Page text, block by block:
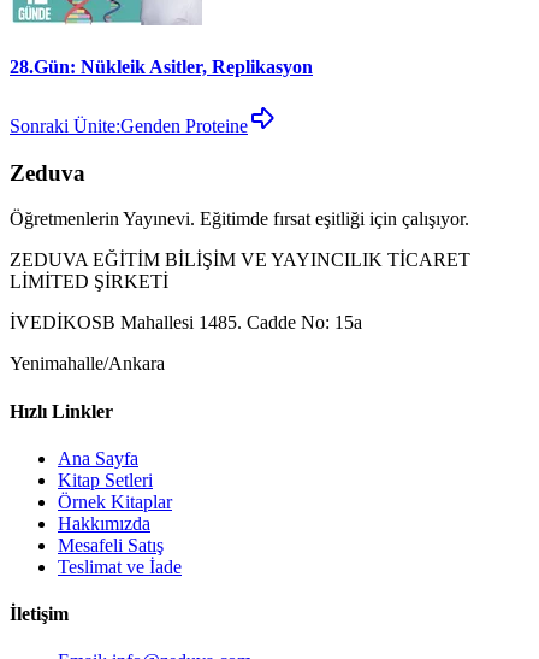
28.Gün: Nükleik Asitler, Replikasyon
Sonraki Ünite:Genden Proteine
Zeduva
Öğretmenlerin Yayınevi. Eğitimde fırsat eşitliği için çalışıyor.
ZEDUVA EĞİTİM BİLİŞİM VE YAYINCILIK TİCARET
LİMİTED ŞİRKETİ
İVEDİKOSB Mahallesi 1485. Cadde No: 15a
Yenimahalle/Ankara
Hızlı Linkler
Ana Sayfa
Kitap Setleri
Örnek Kitaplar
Hakkımızda
Mesafeli Satış
Teslimat ve İade
İletişim